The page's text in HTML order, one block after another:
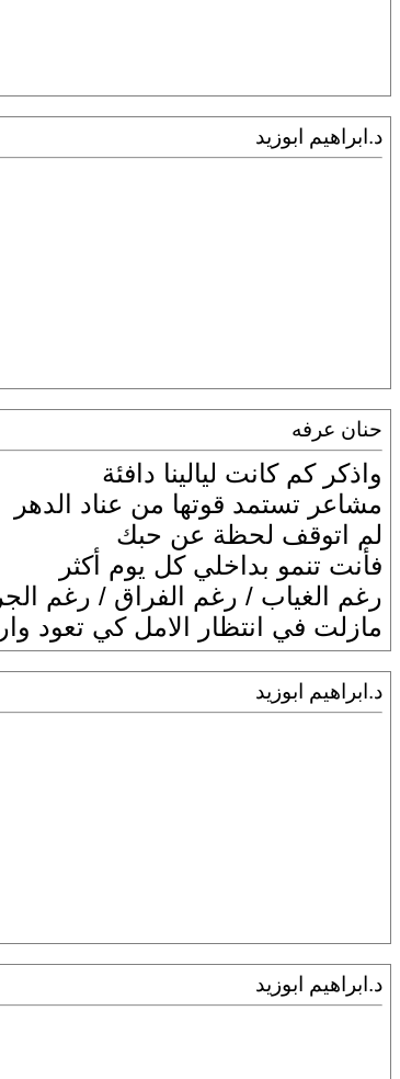
د.ابراهيم ابوزيد
حنان عرفه
واذكر كم كانت ليالينا دافئة
مشاعر تستمد قوتها من عناد الدهر
لم اتوقف لحظة عن حبك
فأنت تنمو بداخلي كل يوم أكثر
رغم الغياب / رغم الفراق / رغم
مازلت في انتظار الامل كي تعود
د.ابراهيم ابوزيد
د.ابراهيم ابوزيد